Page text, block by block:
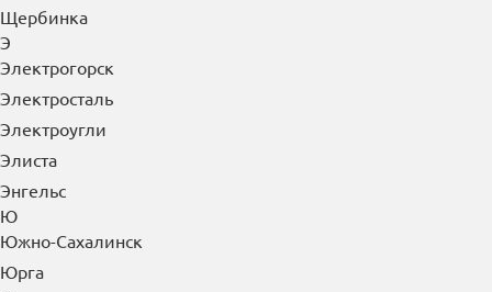
Щербинка
Э
Электрогорск
Электросталь
Электроугли
Элиста
Энгельс
Ю
Южно-Сахалинск
Юрга